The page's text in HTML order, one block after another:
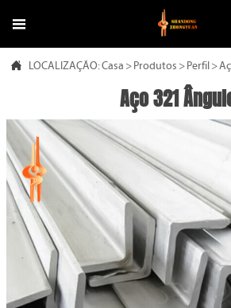

 LOCALIZAÇÃO:Casa > Produtos > Perfil >
Aço 321